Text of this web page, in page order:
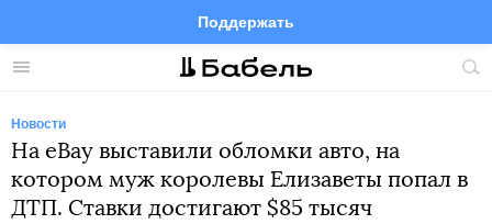
Меню
Поддержать
FacebookTelegramTwitter
Новости
На eBay выставили обломки авто, на
котором муж королевы Елизаветы попал в
ДТП. Ставки достигают $85 тысяч